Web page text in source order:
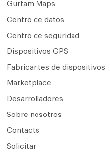
Gurtam Maps
Centro de datos
Centro de seguridad
Dispositivos GPS
Fabricantes de dispositivos
Marketplace
Desarrolladores
Sobre nosotros
Contacts
Solicitar